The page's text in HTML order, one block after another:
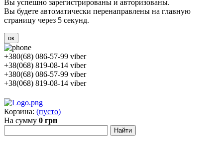
Вы успешно зарегистрированы и авторизованы.
Вы будете автоматически перенаправлены на главную
страницу через 5 секунд.
ок
+380(68) 086-57-99 viber
+38(068) 819-08-14 viber
+380(68) 086-57-99 viber
+38(068) 819-08-14 viber
Корзина: (пусто)
На сумму 0 грн